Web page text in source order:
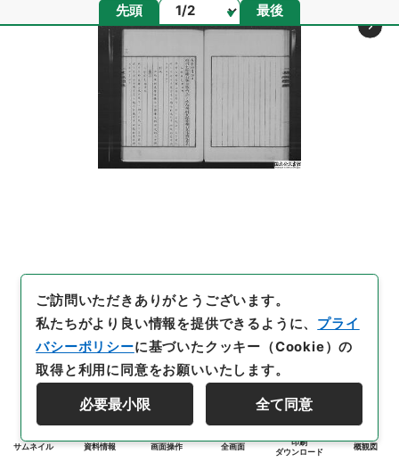
先頭 ページ 最後
サムネイル 資料情報 画面操作 全画面
印刷
ダウンロード
概観図
ご訪問いただきありがとうございます。
私たちがより良い情報を提供できるように、 プライ
バシーポリシーに基づいたクッキー（Cookie）の
取得と利用に同意をお願いいたします。
必要最小限 全て同意